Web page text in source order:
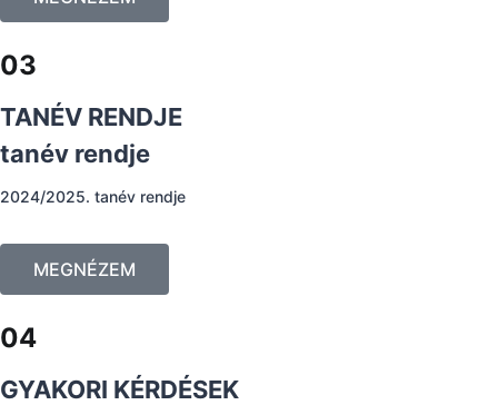
03
TANÉV RENDJE
tanév rendje
2024/2025. tanév rendje
MEGNÉZEM
04
GYAKORI KÉRDÉSEK